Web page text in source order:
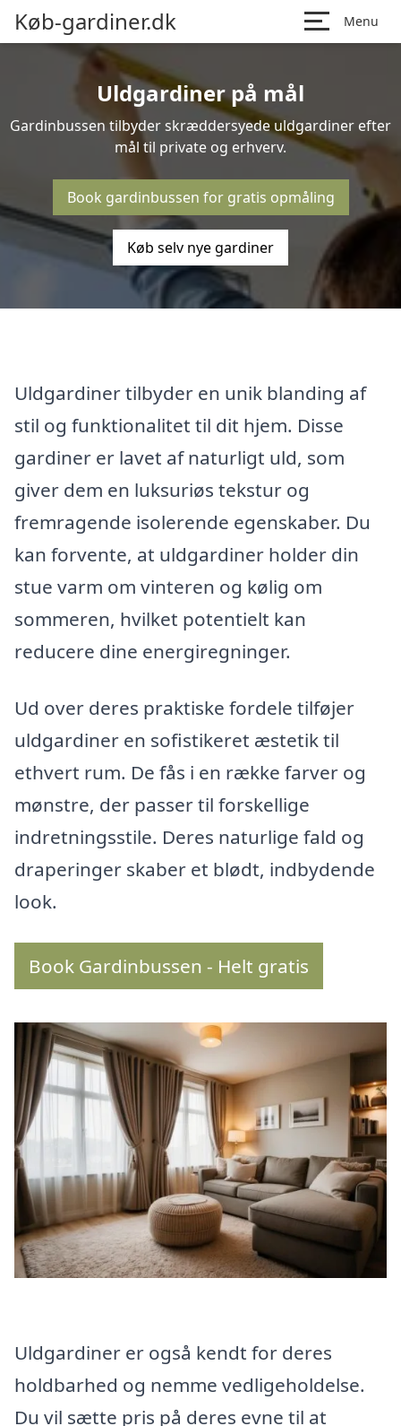
Køb-gardiner.dk Menu
Uldgardiner på mål
Gardinbussen tilbyder skræddersyede uldgardiner efter
mål til private og erhverv.
Book gardinbussen for gratis opmåling
Køb selv nye gardiner
Uldgardiner tilbyder en unik blanding af
stil og funktionalitet til dit hjem. Disse
gardiner er lavet af naturligt uld, som
giver dem en luksuriøs tekstur og
fremragende isolerende egenskaber. Du
kan forvente, at uldgardiner holder din
stue varm om vinteren og kølig om
sommeren, hvilket potentielt kan
reducere dine energiregninger.
Ud over deres praktiske fordele tilføjer
uldgardiner en sofistikeret æstetik til
ethvert rum. De fås i en række farver og
mønstre, der passer til forskellige
indretningsstile. Deres naturlige fald og
draperinger skaber et blødt, indbydende
look.
Book Gardinbussen - Helt gratis
Uldgardiner er også kendt for deres
holdbarhed og nemme vedligeholdelse.
Du vil sætte pris på deres evne til at